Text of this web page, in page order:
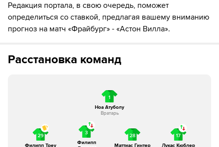
12´ Удар от ворот произведет Фрайбург
Люка Динь наказан за толчок Йоан Манзамби
Эмилиано Буэндия из команды Астон Вилла толкнул
локтем оппонента. Это Ян-Никлас Бесте заработал фол
Эмилиано Буэндия получил желтую карточку от
Редакция портала, в свою очередь, поможет
определиться со ставкой, предлагая вашему вниманию
прогноз на матч «Фрайбург» - «Астон Вилла».
Расстановка команд
1
Ноа Атуболу
Вратарь
29
Филипп Треу
3
Филипп
28
Маттиас Гинтер
17
Лукас Кюблер